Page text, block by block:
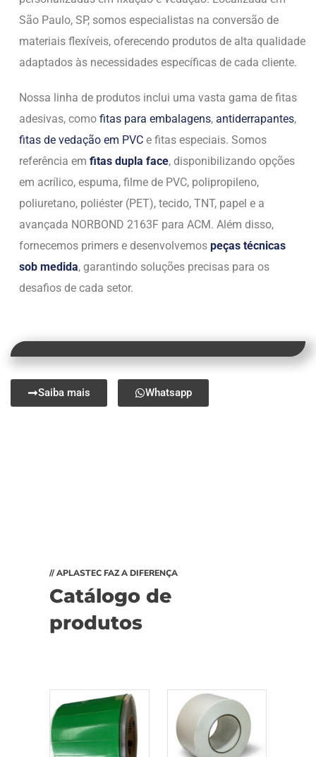
São Paulo, SP, somos especialistas na conversão de
materiais flexíveis, oferecendo produtos de alta qualidade
adaptados às necessidades específicas de cada cliente.
Nossa linha de produtos inclui uma vasta gama de fitas
adesivas, como fitas para embalagens, antiderrapantes,
fitas de vedação em PVC e fitas especiais. Somos
referência em fitas dupla face, disponibilizando opções
em acrílico, espuma, filme de PVC, polipropileno,
poliuretano, poliéster (PET), tecido, TNT, papel e a
avançada NORBOND 2163F para ACM. Além disso,
fornecemos primers e desenvolvemos peças técnicas
sob medida, garantindo soluções precisas para os
desafios de cada setor.
Saiba mais Whatsapp
// APLASTEC FAZ A DIFERENÇA
Catálogo de
produtos